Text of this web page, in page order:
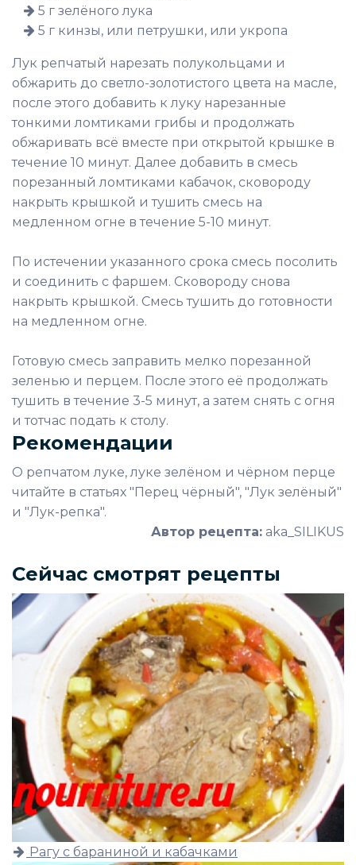
5 г зелёного лука
5 г кинзы, или петрушки, или укропа
Лук репчатый нарезать полукольцами и
обжарить до светло-золотистого цвета на масле,
после этого добавить к луку нарезанные
тонкими ломтиками грибы и продолжать
обжаривать всё вместе при открытой крышке в
течение 10 минут. Далее добавить в смесь
порезанный ломтиками кабачок, сковороду
накрыть крышкой и тушить смесь на
медленном огне в течение 5-10 минут.
По истечении указанного срока смесь посолить
и соединить с фаршем. Сковороду снова
накрыть крышкой. Смесь тушить до готовности
на медленном огне.
Готовую смесь заправить мелко порезанной
зеленью и перцем. После этого её продолжать
тушить в течение 3-5 минут, а затем снять с огня
и тотчас подать к столу.
Рекомендации
О репчатом луке, луке зелёном и чёрном перце
читайте в статьях "Перец чёрный", "Лук зелёный"
и "Лук-репка".
Автор рецепта: aka_SILIKUS
Сейчас смотрят рецепты
Рагу с бараниной и кабачками